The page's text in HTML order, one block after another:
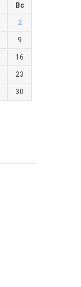
Вс
2
9
16
23
30